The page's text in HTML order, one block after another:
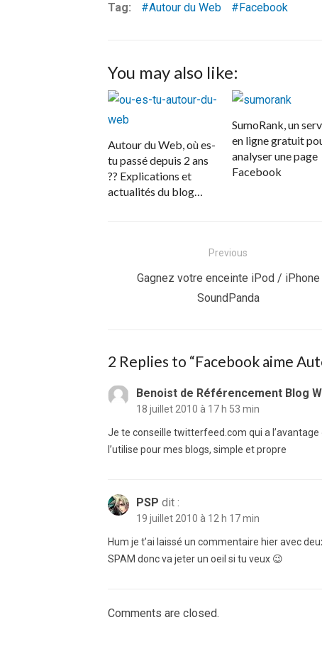
Tag: Autour du Web Facebook
You may also like:
Autour du Web, où es-
tu passé depuis 2 ans
?? Explications et
actualités du blog…
SumoRank, un
en ligne gratuit
analyser une page
Facebook
Previous
Previous
Gagnez votre enceinte iPod / iPhone
SoundPanda
2 Replies to “Facebook aime
Benoist de Référencement Blog
18 juillet 2010 à 17 h 53 min
Je te conseille twitterfeed.com qui a
l’utilise pour mes blogs, simple et propre
PSP dit :
19 juillet 2010 à 12 h 17 min
Hum je t’ai laissé un commentaire hier avec
SPAM donc va jeter un oeil si tu veux 😉
Comments are closed.